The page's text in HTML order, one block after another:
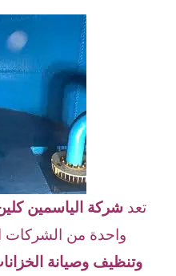
تعد شركة الياسمين
واحدة من الشركات
وتنظيف وصيانة